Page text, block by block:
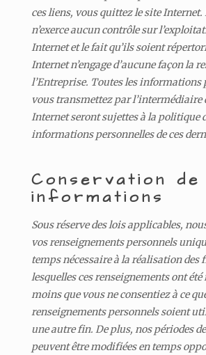
ces liens, vous quittez le site Internet.
n’exerce aucun contrôle sur
Internet et le fait qu’ils soient
Internet n’engage d’aucune façon la
l’Entreprise. Toutes les informations
vous transmettez par l’intermédiaire
Internet seront sujettes à la politique
informations personnelles de ces
Conservation de
informations
Sous réserve des lois applicables,
vos renseignements personnels
temps nécessaire à la réalisation des
lesquelles ces renseignements ont
moins que vous ne consentiez à ce
renseignements personnels soient
une autre fin. De plus, nos périodes
peuvent être modifiées en temps